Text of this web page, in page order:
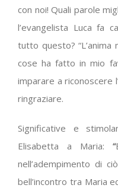
con noi! Quali parole
l’evangelista Luca fa
tutto questo?
cose ha fatto in mio
imparare a riconoscere
ringraziare.
Significative e
Elisabetta a Maria:“
nell’adempimento di
bell’incontro tra Maria